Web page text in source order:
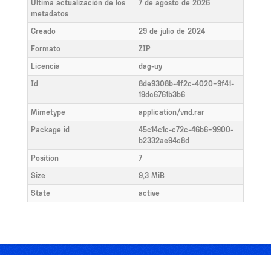
Última actualización de los
metadatos
7 de agosto de 2026
Creado
29 de julio de 2024
Formato
ZIP
Licencia
dag-uy
Id
8de9308b-4f2c-4020-9f41-
19dc6761b3b6
Mimetype
application/vnd.rar
Package id
45c14c1c-c72c-46b6-9900-
b2332ae94c8d
Position
7
Size
9,3 MiB
State
active